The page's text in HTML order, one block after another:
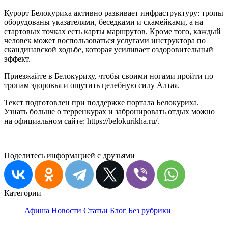
Курорт Белокуриха активно развивает инфраструктуру: тропы
оборудованы указателями, беседками и скамейками, а на
стартовых точках есть карты маршрутов. Кроме того, каждый
человек может воспользоваться услугами инструктора по
скандинавской ходьбе, которая усиливает оздоровительный
эффект.
Приезжайте в Белокуриху, чтобы своими ногами пройти по
тропам здоровья и ощутить целебную силу Алтая.
Текст подготовлен при поддержке портала Белокуриха.
Узнать больше о терренкурах и забронировать отдых можно
на официальном сайте: https://belokurikha.ru/.
Поделитесь информацией с друзьями
Категории
Афиша Новости Статьи Блог Без рубрики